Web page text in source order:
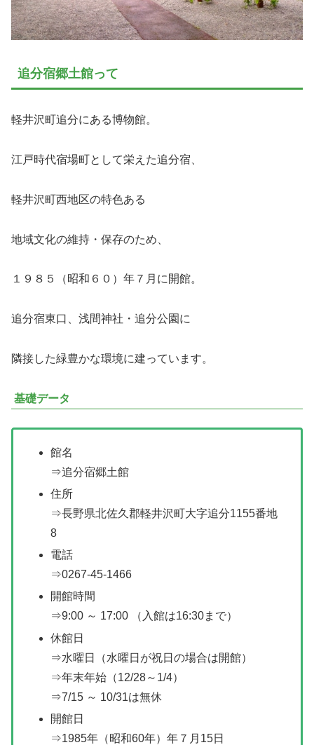
追分宿郷土館って
軽井沢町追分にある博物館。
江戸時代宿場町として栄えた追分宿、
軽井沢町西地区の特色ある
地域文化の維持・保存のため、
１９８５（昭和６０）年７月に開館。
追分宿東口、浅間神社・追分公園に
隣接した緑豊かな環境に建っています。
基礎データ
館名
⇒追分宿郷土館
住所
⇒長野県北佐久郡軽井沢町大字追分1155番地
8
電話
⇒0267-45-1466
開館時間
⇒9:00 ～ 17:00 （入館は16:30まで）
休館日
⇒水曜日（水曜日が祝日の場合は開館）
⇒年末年始（12/28～1/4）
⇒7/15 ～ 10/31は無休
開館日
⇒1985年（昭和60年）年７月15日